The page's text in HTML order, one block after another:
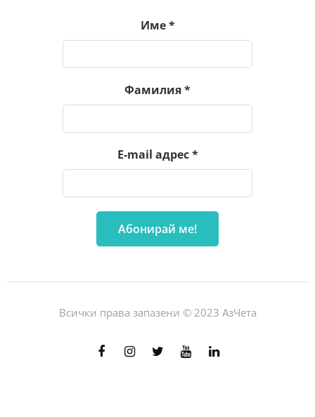
Име*
Фамилия*
E-mail адрес*
Всички права запазени © 2023 АзЧета